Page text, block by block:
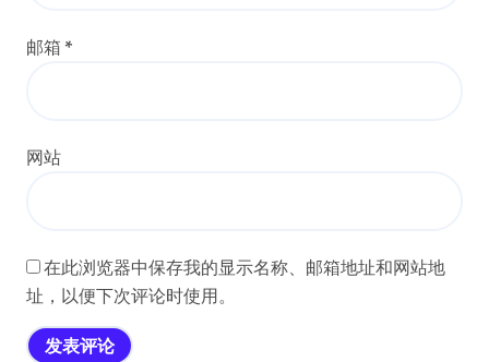
邮箱 *
网站
在此浏览器中保存我的显示名称、邮箱地址和网站地
址，以便下次评论时使用。